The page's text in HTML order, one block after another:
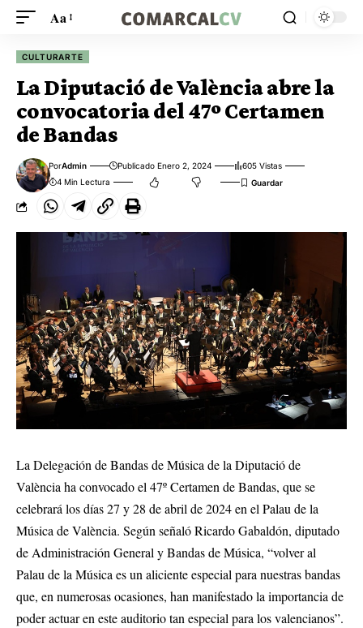
Aa
CULTURARTE
La Diputació de València abre la
convocatoria del 47º Certamen
de Bandas
PorAdmin Publicado Enero 2, 2024
605 Vistas
4 Min Lectura
La Delegación de Bandas de Música de la Diputació de
València ha convocado el 47º Certamen de Bandas, que se
celebrará los días 27 y 28 de abril de 2024 en el Palau de la
Música de València. Según señaló Ricardo Gabaldón, diputado
de Administración General y Bandas de Música, “volver al
Palau de la Música es un aliciente especial para nuestras bandas
que, en numerosas ocasiones, han manifestado la importancia de
poder actuar en este auditorio tan especial para los valencianos”.